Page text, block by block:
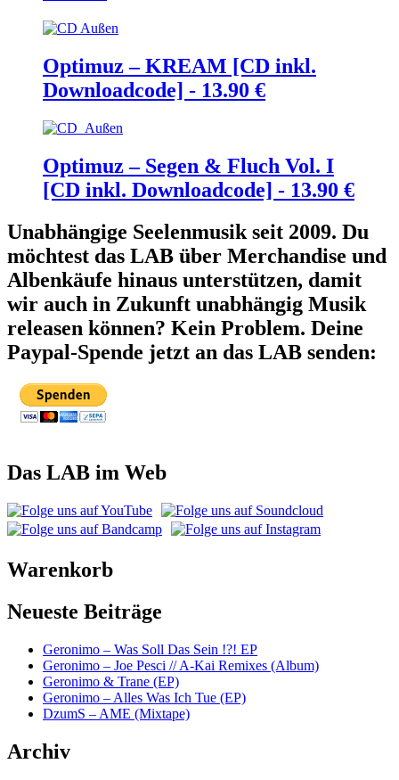
Optimuz – KREAM [CD inkl.
Downloadcode] - 13.90 €
Optimuz – Segen & Fluch Vol. I
[CD inkl. Downloadcode] - 13.90 €
Unabhängige Seelenmusik seit 2009. Du
möchtest das LAB über Merchandise und
Albenkäufe hinaus unterstützen, damit
wir auch in Zukunft unabhängig Musik
releasen können? Kein Problem. Deine
Paypal-Spende jetzt an das LAB senden:
Das LAB im Web
Warenkorb
Neueste Beiträge
Geronimo – Was Soll Das Sein !?! EP
Geronimo – Joe Pesci // A-Kai Remixes (Album)
Geronimo & Trane (EP)
Geronimo – Alles Was Ich Tue (EP)
DzumS – AME (Mixtape)
Archiv